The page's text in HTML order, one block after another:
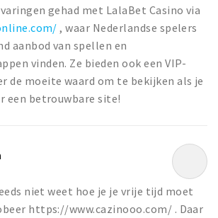
gehad met LalaBet Casino via
, waar Nederlandse spelers
aanbod van spellen en
vinden. Ze bieden ook een VIP-
de moeite waard om te bekijken als je
een betrouwbare site!
niet weet hoe je je vrije tijd moet
https://www.cazinooo.com/ . Daar